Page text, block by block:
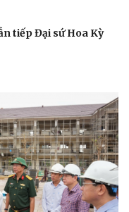
tiếp Đại sứ Hoa Kỳ